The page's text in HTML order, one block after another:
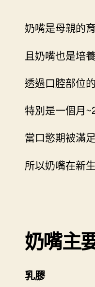
奶嘴是母親的
且奶嘴也是培
透過口腔部位
特別是一個月
當口慾期被滿
所以奶嘴在新
奶嘴主
乳膠